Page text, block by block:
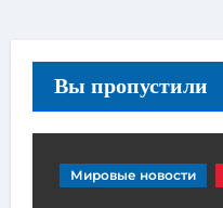
Вы пропустили
Мировые новости